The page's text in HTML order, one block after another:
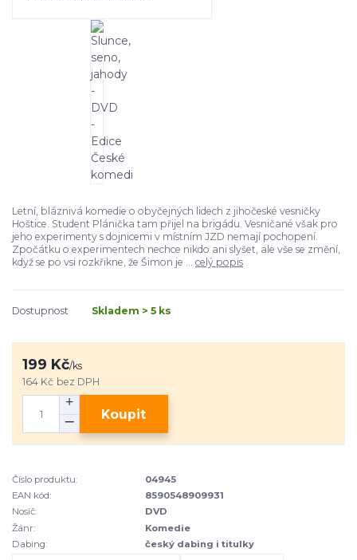
Letní, bláznivá komedie o obyčejných lidech z jihočeské vesničky
Hoštice. Student Plánička tam přijel na brigádu. Vesničané však pro
jeho experimenty s dojnicemi v místním JZD nemají pochopení.
Zpočátku o experimentech nechce nikdo ani slyšet, ale vše se změní,
když se po vsi rozkřikne, že Šimon je ... celý popis
Dostupnost Skladem > 5 ks
199 Kč/ks
164 Kč bez DPH
Koupit
Číslo produktu:
04945
EAN kód:
8590548909931
Nosič:
DVD
Žánr:
Komedie
Dabing:
český dabing i titulky